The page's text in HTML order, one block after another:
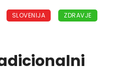
SLOVENIJA ZDRAVJE